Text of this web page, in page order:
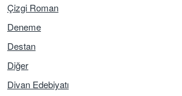
Çizgi Roman
Deneme
Destan
Diğer
Divan Edebiyatı